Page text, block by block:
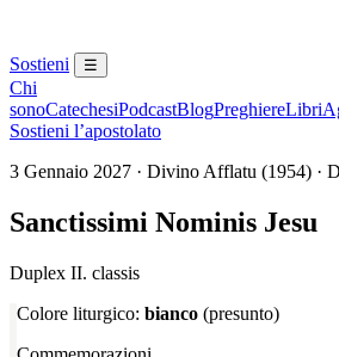
Sostieni ☰
Chi
sonoCatechesiPodcastBlogPreghiereLibri
Sostieni l’apostolato
3 Gennaio 2027 · Divino Afflatu (1954) ·
Sanctissimi Nominis Jesu
Duplex II. classis
Colore liturgico: bianco (presunto)